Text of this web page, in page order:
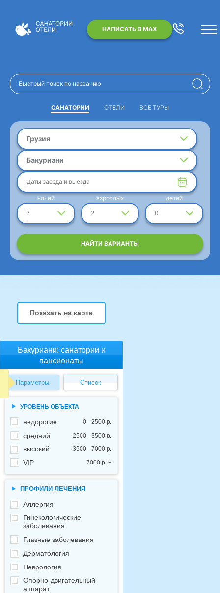
НАПИСАТЬ В MAX
САНАТОРИИ ОТЕЛИ ВСЕ ТУРЫ
Грузия
Бакуриани
Даты заезда и выезда
7
ночей
2
взрослых
0
детей
НАЙТИ ВАРИАНТЫ
Показать на карте
Бакуриани: санатории и
пансионаты
Параметры Список
УРОВЕНЬ ОБЪЕКТА
недорогие 0 - 2500 р.
средний 2500 - 3500 р.
высокий 3500 - 7000 р.
VIP 7000 р. +
ПРОФИЛИ ЛЕЧЕНИЯ
Аллергия
Гинекологические
заболевания
Глазные заболевания
Дерматология
Неврология
Опорно-двигательный
аппарат